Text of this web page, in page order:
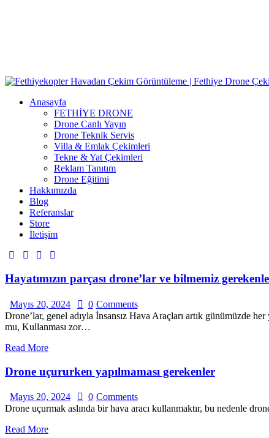
Anasayfa
FETHİYE DRONE
Drone Canlı Yayın
Drone Teknik Servis
Villa & Emlak Çekimleri
Tekne & Yat Çekimleri
Reklam Tanıtım
Drone Eğitimi
Hakkımızda
Blog
Referanslar
Store
İletişim
Hayatımızın parçası drone’lar ve bilmemiz
Mayıs 20, 2024 0 Comments
Drone’lar, genel adıyla İnsansız Hava Araçları artık günümüzde
mu, Kullanması zor…
Read More
Drone uçururken yapılmaması gerekenler
Mayıs 20, 2024 0 Comments
Drone uçurmak aslında bir hava aracı kullanmaktır, bu nedenle
Read More